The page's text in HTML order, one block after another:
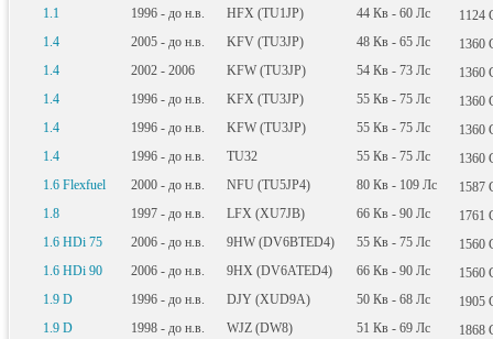
1.1
1996 - до н.в. HFX (TU1JP) 44 Кв - 60 Лс 1124
1.4
2005 - до н.в. KFV (TU3JP) 48 Кв - 65 Лс 1360
1.4
2002 - 2006 KFW (TU3JP) 54 Кв - 73 Лс 1360
1.4
1996 - до н.в. KFX (TU3JP) 55 Кв - 75 Лс 1360
1.4
1996 - до н.в. KFW (TU3JP) 55 Кв - 75 Лс 1360
1.4
1996 - до н.в. TU32 55 Кв - 75 Лс 1360
1.6 Flexfuel
2000 - до н.в. NFU (TU5JP4) 80 Кв - 109 Лс 1587
1.8
1997 - до н.в. LFX (XU7JB) 66 Кв - 90 Лс 1761
1.6 HDi 75
2006 - до н.в. 9HW (DV6BTED4) 55 Кв - 75 Лс 1560
1.6 HDi 90
2006 - до н.в. 9HX (DV6ATED4) 66 Кв - 90 Лс 1560
1.9 D
1996 - до н.в. DJY (XUD9A) 50 Кв - 68 Лс 1905
1.9 D
1998 - до н.в. WJZ (DW8) 51 Кв - 69 Лс 1868